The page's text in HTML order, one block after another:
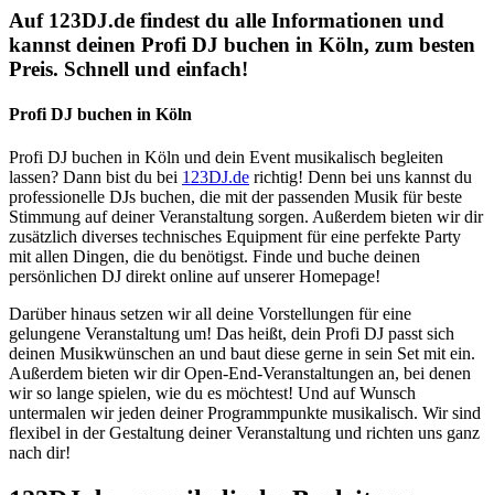
Auf 123DJ.de findest du alle Informationen und
kannst deinen Profi DJ buchen in Köln, zum besten
Preis. Schnell und einfach!
Profi DJ buchen in Köln
Profi DJ buchen in Köln und dein Event musikalisch begleiten
lassen? Dann bist du bei 123DJ.de richtig! Denn bei uns kannst du
professionelle DJs buchen, die mit der passenden Musik für beste
Stimmung auf deiner Veranstaltung sorgen. Außerdem bieten wir dir
zusätzlich diverses technisches Equipment für eine perfekte Party
mit allen Dingen, die du benötigst. Finde und buche deinen
persönlichen DJ direkt online auf unserer Homepage!
Darüber hinaus setzen wir all deine Vorstellungen für eine
gelungene Veranstaltung um! Das heißt, dein Profi DJ passt sich
deinen Musikwünschen an und baut diese gerne in sein Set mit ein.
Außerdem bieten wir dir Open-End-Veranstaltungen an, bei denen
wir so lange spielen, wie du es möchtest! Und auf Wunsch
untermalen wir jeden deiner Programmpunkte musikalisch. Wir sind
flexibel in der Gestaltung deiner Veranstaltung und richten uns ganz
nach dir!